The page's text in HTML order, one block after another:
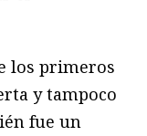
los primeros
y tampoco
fue un